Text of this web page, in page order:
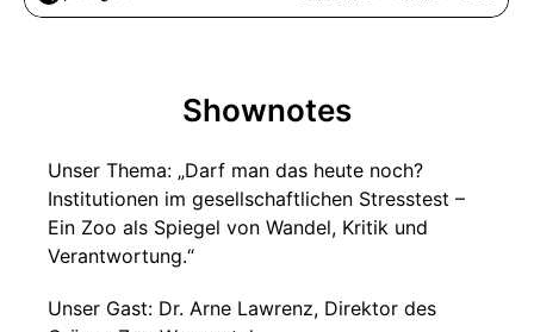
Shownotes
Unser Thema: „Darf man das heute noch?
Institutionen im gesellschaftlichen Stresstest –
Ein Zoo als Spiegel von Wandel, Kritik und
Verantwortung.“
Unser Gast: Dr. Arne Lawrenz, Direktor des